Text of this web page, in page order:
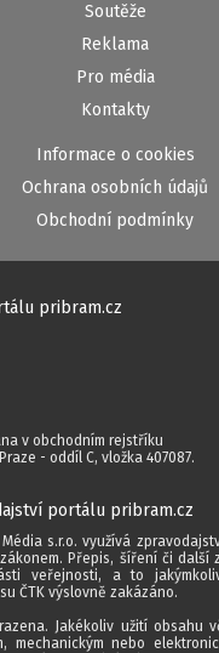
Soutěže
Reklama
Pro média
Kontakty
Informace o cookies
Ochrana osobních údajů
Obchodní podmínky
pribram.cz
v obchodním rejstříku
- oddíl C, vložka 407087.
portálu pribram.cz
s.r.o. využívá
Přepis, šíření či další
veřejnosti, a to
ČTK výslovně zakázáno.
Jakékoliv užití obsahu
mechanickým nebo